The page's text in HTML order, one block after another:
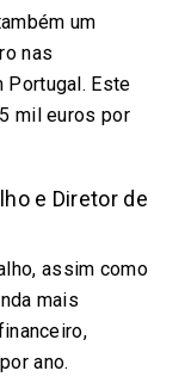
um
nas
Este
mil euros por
e Diretor de
assim como
mais
ano.